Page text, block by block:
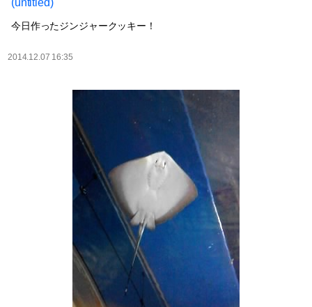
(untitled)
今日作ったジンジャークッキー！
2014.12.07 16:35